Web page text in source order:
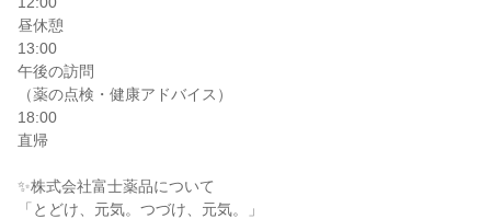
昼休憩
13:00
午後の訪問
（薬の点検・健康アドバイス）
18:00
直帰
✨株式会社富士薬品について
「とどけ、元気。つづけ、元気。」